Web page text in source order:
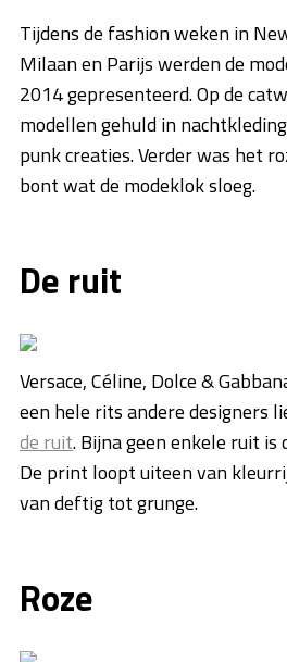
Tijdens de fashion weken in
Milaan en Parijs werden de
2014 gepresenteerd. Op de
modellen gehuld in
punk creaties. Verder was het
bont wat de modeklok sloeg.
De ruit
Versace, Céline, Dolce &
een hele rits andere designers
de ruit. Bijna geen enkele ruit
De print loopt uiteen van
van deftig tot grunge.
Roze